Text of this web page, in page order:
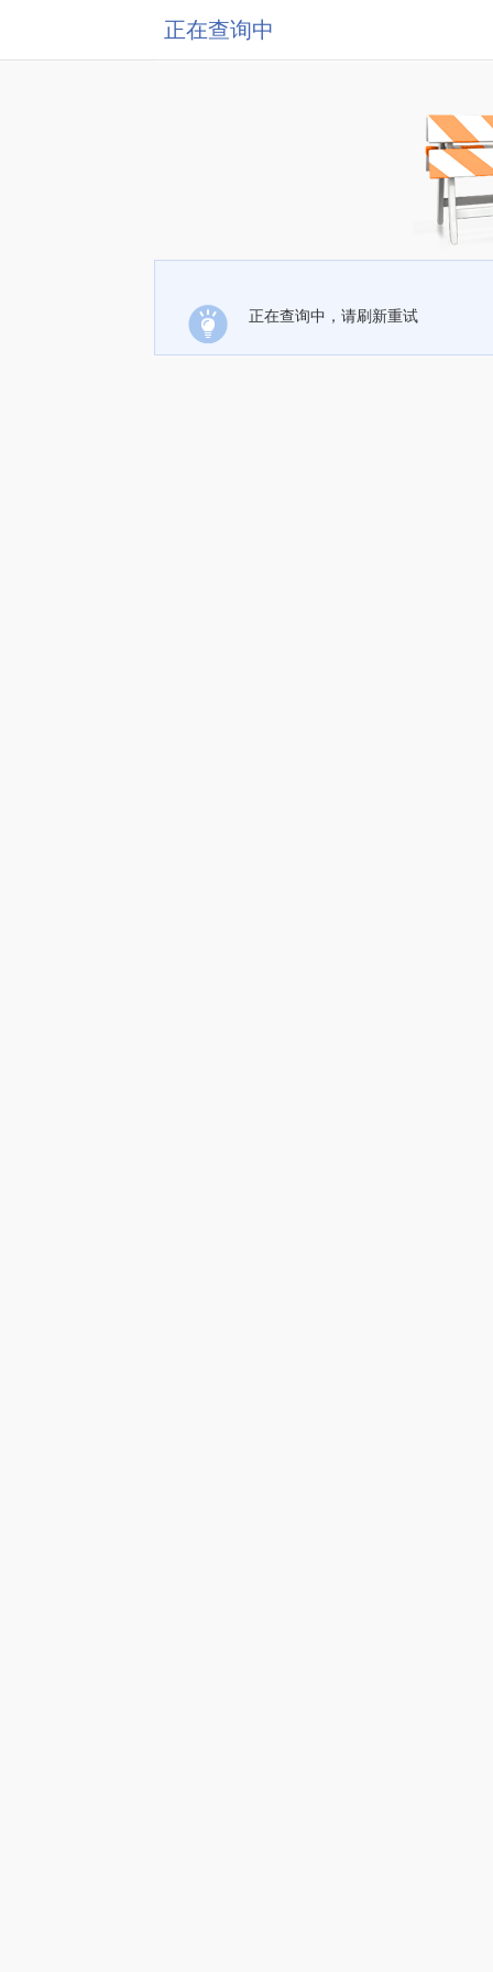
正在查询中
正在查询中，请刷新重试